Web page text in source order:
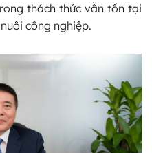
thách thức vẫn tồn tại
công nghiệp.